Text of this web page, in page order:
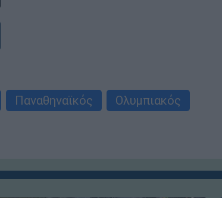
Παναθηναϊκός
Ολυμπιακός